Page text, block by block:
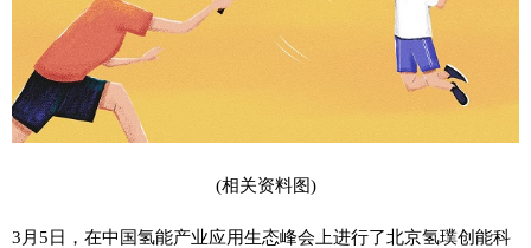
(相关资料图)
3月5日，在中国氢能产业应用生态峰会上进行了北京氢璞创能科